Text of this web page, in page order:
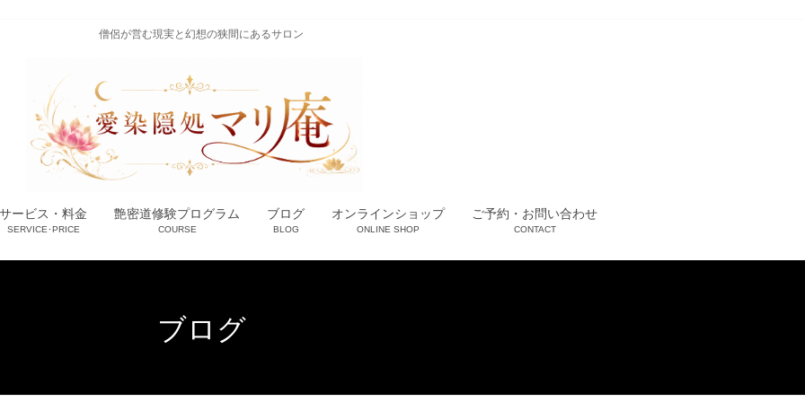
僧侶が営む現実と幻想の狭間にあるサロン
サービス・料金
SERVICE･PRICE
艶密道修験プログラム
COURSE
ブログ
BLOG
オンラインショップ
ONLINE SHOP
ご予約・お問い合わせ
CONTACT
ブログ